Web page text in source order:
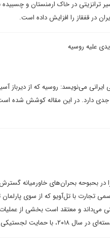
در خاک ارمنستان و چسبیده
در قفقاز را افزایش داده است.
علیه روسیه
می‌نویسد: روسیه که از دیرباز
جدی دارد. در این مقاله کوشش شده
بحبوحه بحران‌های خاورمیانه گسترش
تجارت با تل‌آویو که از سوی پارلمان
می‌داند و معتقد است بخشی از
آذربایجان انجام شده است.